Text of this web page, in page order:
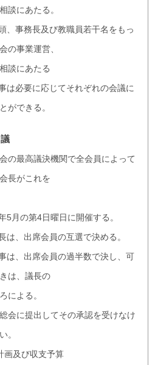
談にあたる。
、事務長及び教職員若干名をもっ
の事業運営、
談にあたる
は必要に応じてそれぞれの会議に
ができる。
の最高議決機関で全会員によって
長がこれを
5月の第4日曜日に開催する。
は、出席会員の互選で決める。
は、出席会員の過半数で決し、可
は、議長の
による。
会に提出してその承認を受けなけ
。
画及び収支予算